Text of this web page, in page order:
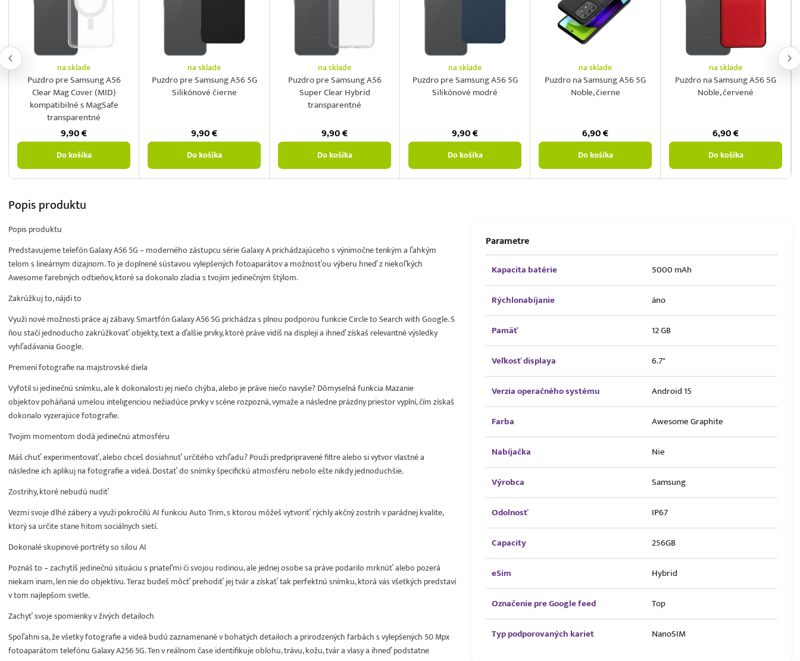
na sklade
Puzdro pre Samsung A56
Clear Mag Cover (MID)
kompatibilné s MagSafe
transparentné
9,90€
Do košíka
na sklade
Puzdro pre Samsung A56 5G
Silikónové čierne
9,90€
Do košíka
na sklade
Puzdro pre Samsung A56
Super Clear Hybrid
transparentné
9,90€
Do košíka
na sklade
Puzdro pre Samsung A56 5G
Silikónové modré
9,90€
Do košíka
na sklade
Puzdro na Samsung A56 5G
Noble, čierne
6,90€
Do košíka
na sklade
Puzdro na Samsung A56 5G
Noble, červené
6,90€
Do košíka
Popisproduktu
Popis produktu
Predstavujeme telefón Galaxy A56 5G – moderného zástupcu série Galaxy A prichádzajúceho s výnimočne tenkým a ľahkým
telom s lineárnym dizajnom. To je doplnené sústavou vylepšených fotoaparátov a možnosťou výberu hneď z niekoľkých
Awesome farebných odtieňov, ktoré sa dokonalo zladia s tvojím jedinečným štýlom.
Zakrúžkuj to, nájdi to
Využi nové možnosti práce aj zábavy. Smartfón Galaxy A56 5G prichádza s plnou podporou funkcie Circle to Search with Google. S
ňou stačí jednoducho zakrúžkovať objekty, text a ďalšie prvky, ktoré práve vidíš na displeji a ihneď získaš relevantné výsledky
vyhľadávania Google.
Premení fotografie na majstrovské diela
Vyfotil si jedinečnú snímku, ale k dokonalosti jej niečo chýba, alebo je práve niečo navyše? Dômyselná funkcia Mazanie
objektov poháňaná umelou inteligenciou nežiadúce prvky v scéne rozpozná, vymaže a následne prázdny priestor vyplní, čím získaš
dokonalo vyzerajúce fotografie.
Tvojim momentom dodá jedinečnú atmosféru
Máš chuť experimentovať, alebo chceš dosiahnuť určitého vzhľadu? Použi predpripravené filtre alebo si vytvor vlastné a
následne ich aplikuj na fotografie a videá. Dostať do snímky špecifickú atmosféru nebolo ešte nikdy jednoduchšie.
Zostrihy, ktoré nebudú nudiť
Vezmi svoje dlhé zábery a využi pokročilú AI funkciu Auto Trim, s ktorou môžeš vytvoriť rýchly akčný zostrih v parádnej kvalite,
ktorý sa určite stane hitom sociálnych sietí.
Dokonalé skupinové portréty so silou AI
Poznáš to – zachytíš jedinečnú situáciu s priateľmi či svojou rodinou, ale jednej osobe sa práve podarilo mrknúť alebo pozerá
niekam inam, len nie do objektívu. Teraz budeš môcť prehodiť jej tvár a získať tak perfektnú snímku, ktorá vás všetkých predstaví
v tom najlepšom svetle.
Zachyť svoje spomienky v živých detailoch
Spoľahni sa, že všetky fotografie a videá budú zaznamenané v bohatých detailoch a prirodzených farbách s vylepšených 50 Mpx
fotoaparátom telefónu Galaxy A256 5G. Ten v reálnom čase identifikuje oblohu, trávu, kožu, tvár a vlasy a ihneď podstatne
Parametre
Kapacita batérie 5000 mAh
Rýchlonabíjanie áno
Pamäť 12 GB
Veľkosť displaya 6.7"
Verzia operačného systému Android 15
Farba Awesome Graphite
Nabíjačka Nie
Výrobca Samsung
Odolnosť IP67
Capacity 256GB
eSim Hybrid
Označenie pre Google feed Top
Typ podporovaných kariet NanoSIM